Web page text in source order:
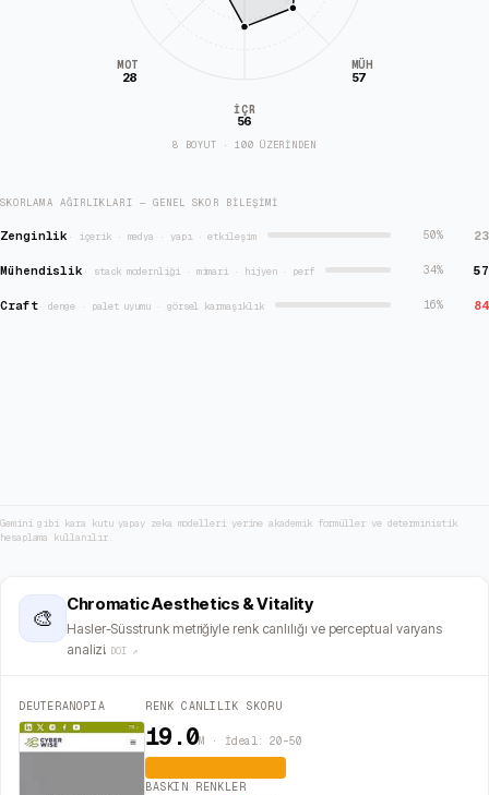
MÜH
57
İÇR
56
MOT
28
8 BOYUT · 100 ÜZERİNDEN
SKORLAMA AĞIRLIKLARI — GENEL SKOR BILEŞIMI
Zenginlik · içerik · medya · yapı · etkileşim 50% 23
Mühendislik · stack modernliği · mimari · hijyen · perf 34% 57
Craft·denge · palet uyumu · görsel karmaşıklık 16% 84
Gemini gibi kara kutu yapay zeka modelleri yerine akademik formüller ve deterministik
hesaplama kullanılır.
🎨
Chromatic Aesthetics & Vitality
Hasler-Süsstrunk metriğiyle renk canlılığı ve perceptual varyans
analizi. DOI ↗
DEUTERANOPIA RENK CANLILIK SKORU
19.0M · İdeal: 20–50
BASKIN RENKLER